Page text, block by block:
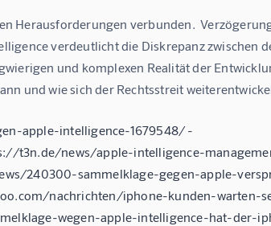
Herausforderungen verbunden.
verdeutlicht die Diskrepanz zwischen
und komplexen Realität der
und wie sich der Rechtsstreit
apple-intelligence-1679548/ -
t3n.de/news/apple-intelligence-
240300-sammelklage-gegen-apple-
nachrichten/iphone-kunden-warten-
wegen-apple-intelligence-hat-der-